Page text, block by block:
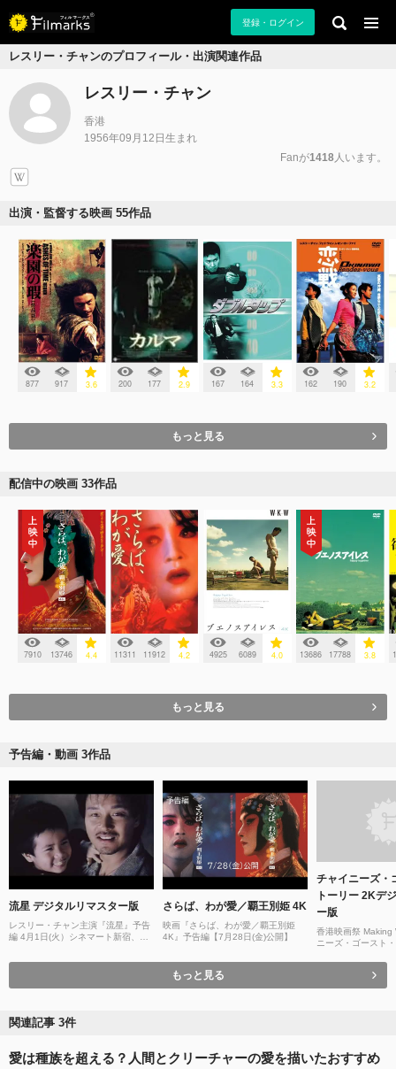
登録・ログイン
レスリー・チャンのプロフィール・出演関連作品
レスリー・チャン
香港
1956年09月12日生まれ
Fanが1418人います。
出演・監督する映画 55作品
877 917 3.6 200 177 2.9 167 164 3.3 162 190 3.2
もっと見る
配信中の映画 33作品
7910 13746 4.4 11311 11912 4.2 4925 6089 4.0 13686 17788 3.8
もっと見る
予告編・動画 3作品
流星 デジタルリマスター版
レスリー・チャン主演『流星』予告
編 4月1日(火）シネマート新宿、テ
さらば、わが愛／覇王別姫 4K
映画『さらば、わが愛／覇王別姫
4K』予告編【7月28日(金)公開】
チャイニーズ・
トーリー 2Kデ
ー版
香港映画祭 Making
ニーズ・ゴースト
もっと見る
関連記事 3件
愛は種族を超える？人間とクリーチャーの愛を描いたおすすめ